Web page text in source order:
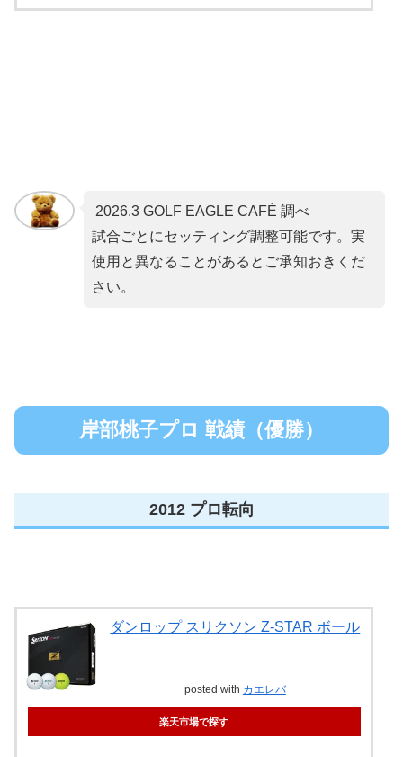
2026.3 GOLF EAGLE CAFÉ 調べ
試合ごとにセッティング調整可能です。実
使用と異なることがあるとご承知おきくだ
さい。
岸部桃子プロ 戦績（優勝）
2012 プロ転向
ダンロップ スリクソン Z-STAR ボール
posted with カエレバ
楽天市場で探す